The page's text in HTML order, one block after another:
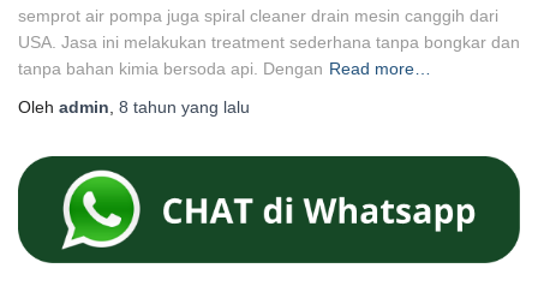
semprot air pompa juga spiral cleaner drain mesin canggih dari
USA. Jasa ini melakukan treatment sederhana tanpa bongkar dan
tanpa bahan kimia bersoda api. Dengan Read more…
Oleh admin 8 tahun yang lalu